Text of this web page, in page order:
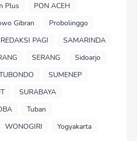
Plus
PON ACEH
Gibran
Probolinggo
REDAKSI PAGI
SAMARINDA
SERANG
Sidoarjo
SUMENEP
SURABAYA
Tuban
WONOGIRI Yogyakarta